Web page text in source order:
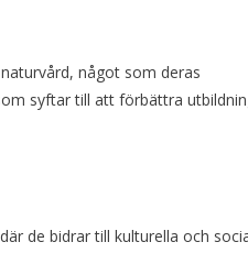
något som deras
syftar till att förbättra
de bidrar till kulturella och